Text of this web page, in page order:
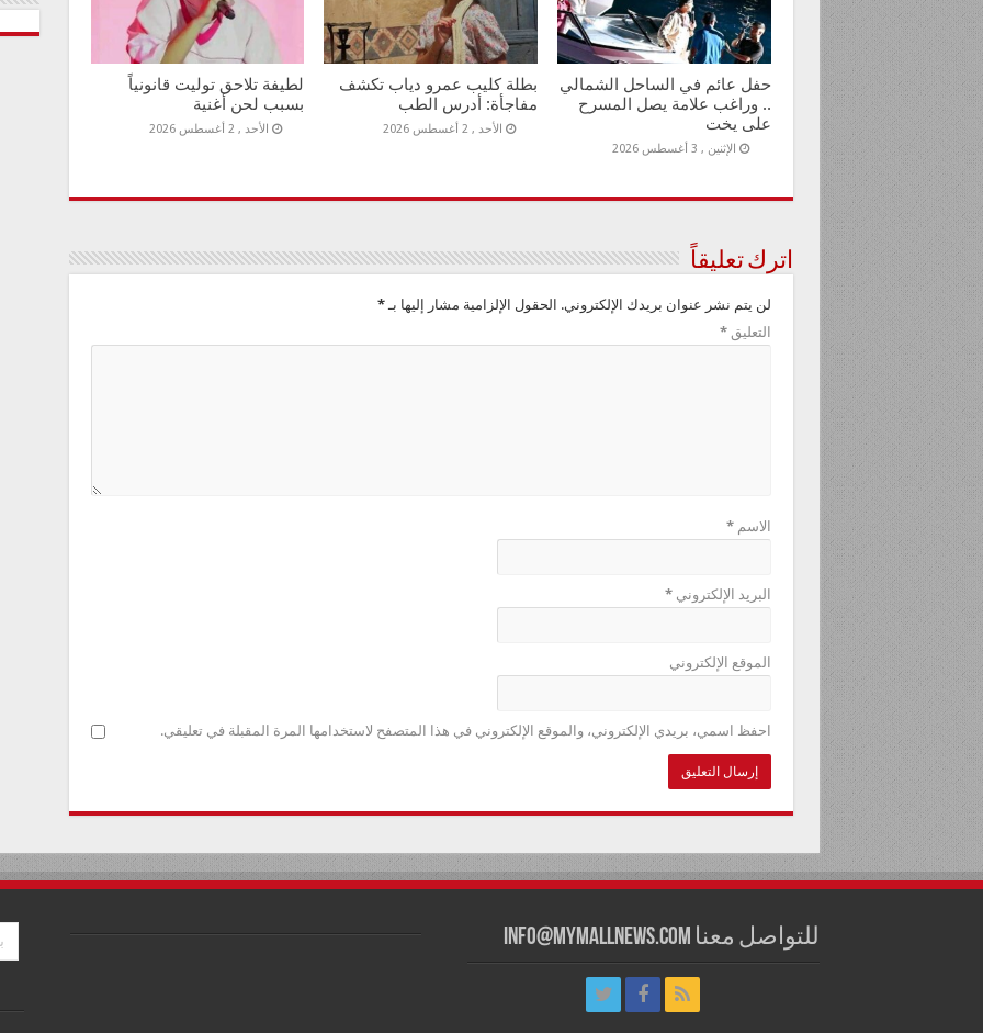
حفل عائم في الساحل الشمالي
.. وراغب علامة يصل المسرح
على يخت
الإثنين , 3 أغسطس 2026
بطلة كليب عمرو دياب تكشف
مفاجأة: أدرس الطب
الأحد , 2 أغسطس 2026
لطيفة تلاحق توليت قانونياً
بسبب لحن أغنية
الأحد , 2 أغسطس 2026
اترك تعليقاً
لن يتم نشر عنوان بريدك الإلكتروني. الحقول الإلزامية مشار إليها بـ*
التعليق*
الاسم*
البريد الإلكتروني*
الموقع الإلكتروني
احفظ اسمي، بريدي الإلكتروني، والموقع الإلكتروني في هذا المتصفح لاستخدامها المرة المقبلة في تعليقي.
للتواصل معنا info@mymallnews.com